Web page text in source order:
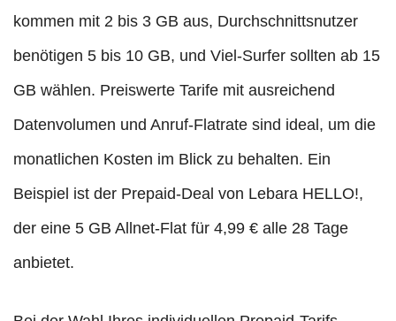
kommen mit 2 bis 3 GB aus, Durchschnittsnutzer
benötigen 5 bis 10 GB, und Viel-Surfer sollten ab 15
GB wählen. Preiswerte Tarife mit ausreichend
Datenvolumen und Anruf-Flatrate sind ideal, um die
monatlichen Kosten im Blick zu behalten. Ein
Beispiel ist der Prepaid-Deal von Lebara HELLO!,
der eine 5 GB Allnet-Flat für 4,99 € alle 28 Tage
anbietet.